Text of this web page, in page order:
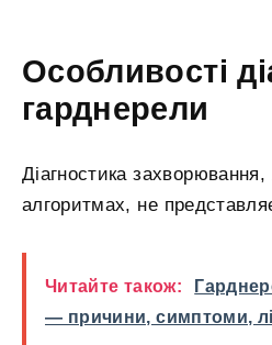
Особливості
гарднерели
Діагностика
алгоритмах, не
Читайте також:
— причини, симптоми,